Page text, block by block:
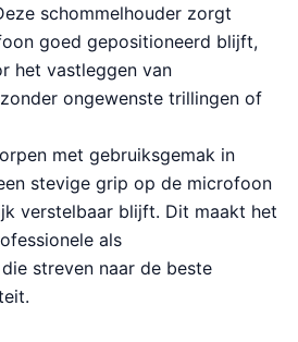
schommelhouder zorgt
goed gepositioneerd blijft,
het vastleggen van
ongewenste trillingen of
met gebruiksgemak in
stevige grip op de microfoon
verstelbaar blijft. Dit maakt het
als
streven naar de beste